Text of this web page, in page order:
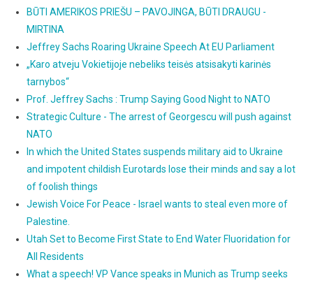
BŪTI AMERIKOS PRIEŠU – PAVOJINGA, BŪTI DRAUGU -
MIRTINA
Jeffrey Sachs Roaring Ukraine Speech At EU Parliament
„Karo atveju Vokietijoje nebeliks teisės atsisakyti karinės
tarnybos“
Prof. Jeffrey Sachs : Trump Saying Good Night to NATO
Strategic Culture - The arrest of Georgescu will push against
NATO
In which the United States suspends military aid to Ukraine
and impotent childish Eurotards lose their minds and say a lot
of foolish things
Jewish Voice For Peace - Israel wants to steal even more of
Palestine.
Utah Set to Become First State to End Water Fluoridation for
All Residents
What a speech! VP Vance speaks in Munich as Trump seeks